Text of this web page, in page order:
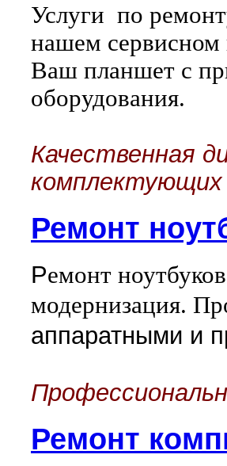
Услуги по
нашем
Ваш планшет с
оборудования.
Качественная
Ремонт
Ремонт
модернизация.
аппаратными и
Ремонт